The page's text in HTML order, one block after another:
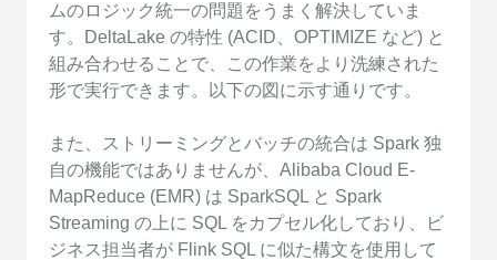
ムのロジック統一の問題をうまく解決していま
す。DeltaLake の特性 (ACID、OPTIMIZE など) と
組み合わせることで、この作業をより洗練された
形で実行できます。以下の図に示す通りです。
また、ストリーミングとバッチの統合は Spark 独
自の機能ではありませんが、Alibaba Cloud E-
MapReduce (EMR) は SparkSQL と Spark
Streaming の上に SQL をカプセル化しており、ビ
ジネス担当者が Flink SQL に似た構文を使用して